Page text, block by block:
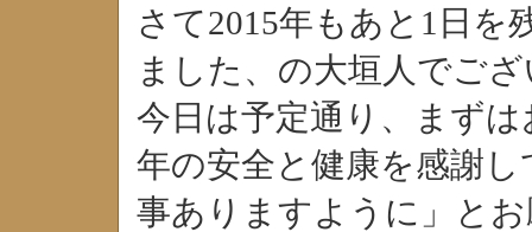
さて2015年もあと1日を
ました、の大垣人でご
今日は予定通り、まず
年の安全と健康を感謝
事ありますように」と